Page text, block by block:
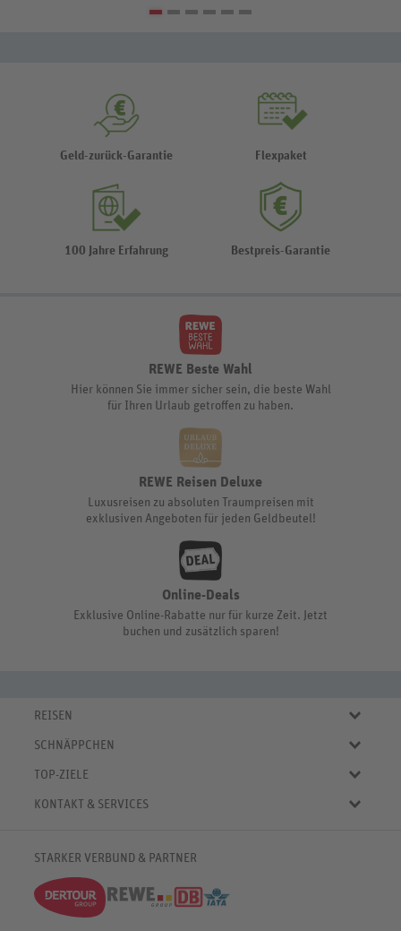
Geld-zurück-Garantie Flexpaket
100 Jahre Erfahrung Bestpreis-Garantie
REWE Beste Wahl
Hier können Sie immer sicher sein, die beste Wahl
für Ihren Urlaub getroffen zu haben.
REWE Reisen Deluxe
Luxusreisen zu absoluten Traumpreisen mit
exklusiven Angeboten für jeden Geldbeutel!
Online-Deals
Exklusive Online-Rabatte nur für kurze Zeit. Jetzt
buchen und zusätzlich sparen!
REISEN
Eigene Anreise
Städtereisen
Kreuzfahrten
SCHNÄPPCHEN
Online-Deals
Reisemagazin
% Satte Rabatte
TOP-ZIELE
✈ Urlaub in Spanien
✈Urlaub in Griechenland
✈Urlaub in der Karibik
KONTAKT & SERVICES
Kontaktformular
♥ Merkliste
Newsletter
Push-Benachrichtigungen
STARKER VERBUND & PARTNER